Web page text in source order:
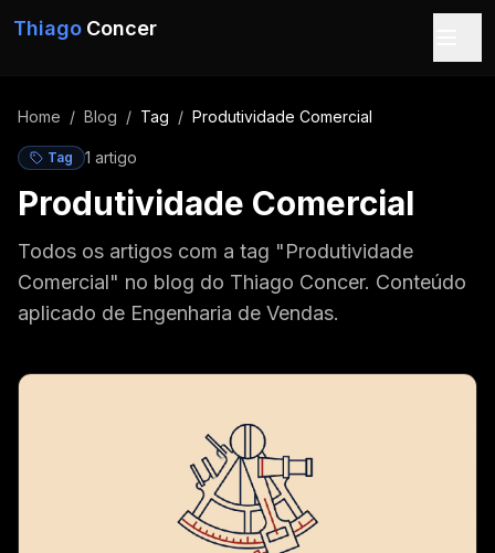
Thiago Concer
Home / Blog / Tag / Produtividade Comercial
Tag 1 artigo
Produtividade Comercial
Todos os artigos com a tag "Produtividade
Comercial" no blog do Thiago Concer. Conteúdo
aplicado de Engenharia de Vendas.